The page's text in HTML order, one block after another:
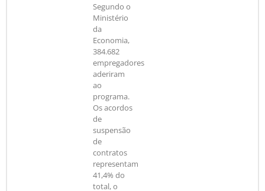
Segundo o
Ministério
da
Economia,
384.682
empregadores
aderiram
ao
programa.
Os acordos
de
suspensão
de
contratos
representam
41,4% do
total, o